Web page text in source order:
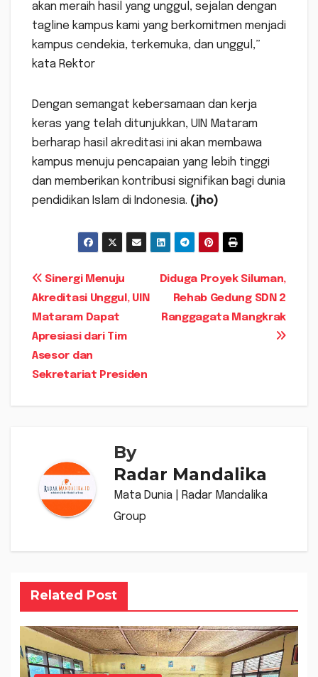
akan meraih hasil yang unggul, sejalan dengan
tagline kampus kami yang berkomitmen menjadi
kampus cendekia, terkemuka, dan unggul,”
kata Rektor
Dengan semangat kebersamaan dan kerja
keras yang telah ditunjukkan, UIN Mataram
berharap hasil akreditasi ini akan membawa
kampus menuju pencapaian yang lebih tinggi
dan memberikan kontribusi signifikan bagi dunia
pendidikan Islam di Indonesia. (jho)
Navigasi
pos
Diduga Proyek Siluman,
Rehab Gedung SDN 2
Ranggagata Mangkrak
Sinergi Menuju
Akreditasi Unggul, UIN
Mataram Dapat
Apresiasi dari Tim
Asesor dan
Sekretariat Presiden
By
Radar Mandalika
Mata Dunia | Radar Mandalika
Group
Related Post